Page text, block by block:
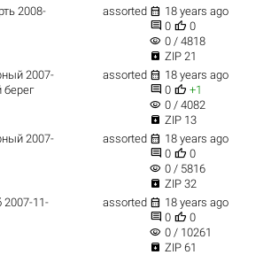
2008-
assorted  18 years ago
 0  0
visibility 0 / 4818
 ZIP 21
2007-
берег
assorted  18 years ago
 0  +1
visibility 0 / 4082
 ZIP 13
2007-
assorted  18 years ago
 0  0
visibility 0 / 5816
 ZIP 32
2007-11-
assorted  18 years ago
 0  0
visibility 0 / 10261
 ZIP 61